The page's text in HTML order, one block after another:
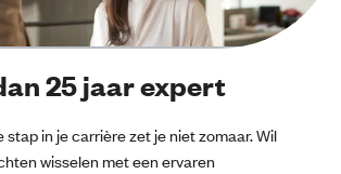
25 jaar expert
stap in je carrière zet je niet zomaar. Wil
wisselen met een ervaren